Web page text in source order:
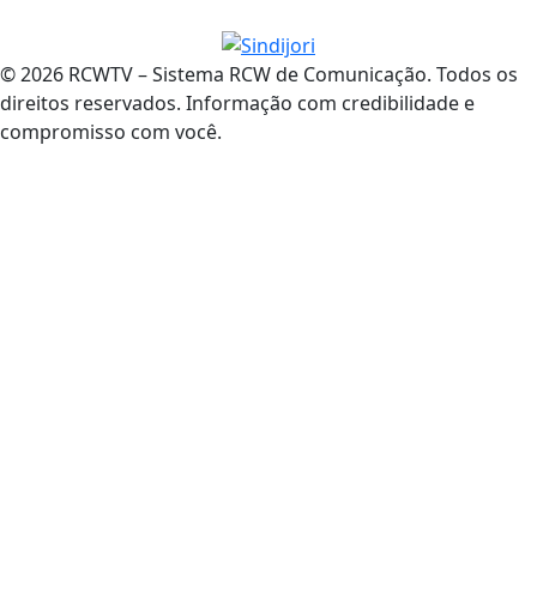
© 2026 RCWTV – Sistema RCW de Comunicação. Todos os
direitos reservados. Informação com credibilidade e
compromisso com você.